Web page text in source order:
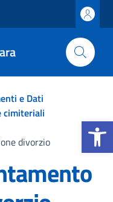
Apri la
e Dati
cimiteriali
divorzio